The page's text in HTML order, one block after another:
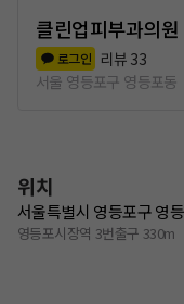
클린업피부과의
로그인 리뷰 33
서울 영등포구 영등포동
위치
서울특별시 영등포구 영
영등포시장역 3번출구 330m